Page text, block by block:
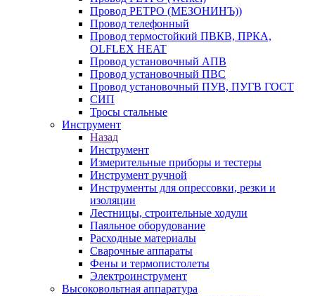
Провод РЕТРО (МЕЗОНИНЪ))
Провод телефонный
Провод термостойкий ПВКВ, ПРКА,
OLFLEX HEAT
Провод установочный АПВ
Провод установочный ПВС
Провод установочный ПУВ, ПУГВ ГОСТ
СИП
Тросы стальные
Инструмент
Назад
Инструмент
Измерительные приборы и тестеры
Инструмент ручной
Инструменты для опрессовки, резки и
изоляции
Лестницы, строительные ходули
Паяльное оборудование
Расходные материалы
Сварочные аппараты
Фены и термопистолеты
Электроинструмент
Высоковольтная аппаратура